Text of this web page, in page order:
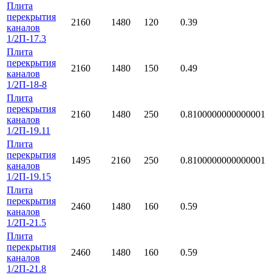
Плита
перекрытия
каналов
1/2П-17.3
2160 1480 120 0.39
Плита
перекрытия
каналов
1/2П-18-8
2160 1480 150 0.49
Плита
перекрытия
каналов
1/2П-19.11
2160 1480 250 0.8100000000000001
Плита
перекрытия
каналов
1/2П-19.15
1495 2160 250 0.8100000000000001
Плита
перекрытия
каналов
1/2П-21.5
2460 1480 160 0.59
Плита
перекрытия
каналов
1/2П-21.8
2460 1480 160 0.59